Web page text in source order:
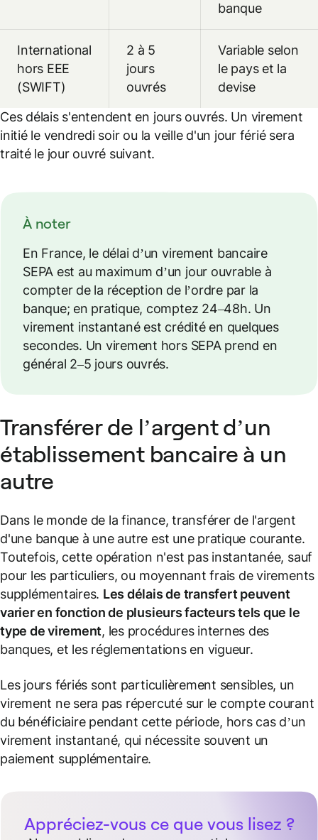
banque
International
hors EEE
(SWIFT)
2 à 5
jours
ouvrés
Variable selon
le pays et la
devise
Ces délais s'entendent en jours ouvrés. Un virement
initié le vendredi soir ou la veille d'un jour férié sera
traité le jour ouvré suivant.
À noter
En France, le délai d’un virement bancaire
SEPA est au maximum d’un jour ouvrable à
compter de la réception de l’ordre par la
banque; en pratique, comptez 24–48h. Un
virement instantané est crédité en quelques
secondes. Un virement hors SEPA prend en
général 2–5 jours ouvrés.
Transférer de l’argent d’un
établissement bancaire à un
autre
Dans le monde de la finance, transférer de l'argent
d'une banque à une autre est une pratique courante.
Toutefois, cette opération n'est pas instantanée, sauf
pour les particuliers, ou moyennant frais de virements
supplémentaires. Les délais de transfert peuvent
varier en fonction de plusieurs facteurs tels que le
type de virement, les procédures internes des
banques, et les réglementations en vigueur.
Les jours fériés sont particulièrement sensibles, un
virement ne sera pas répercuté sur le compte courant
du bénéficiaire pendant cette période, hors cas d’un
virement instantané, qui nécessite souvent un
paiement supplémentaire.
Appréciez-vous ce que vous lisez ?